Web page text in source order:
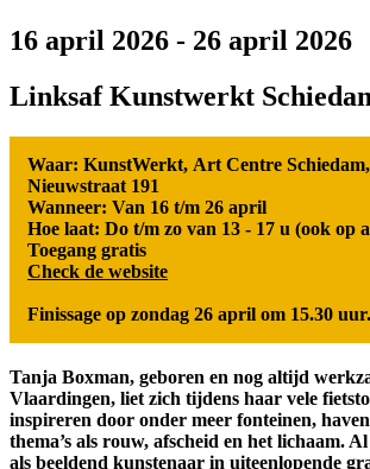
16 april 2026 - 26 april 2026
Linksaf Kunstwerkt
Waar: KunstWerkt, Art Centre
Nieuwstraat 191
Wanneer: Van 16 t/m 26 april
Hoe laat: Do t/m zo van 13 - 17 u (ook op
Toegang gratis
Check de website
Finissage op zondag 26 april om 15.30 uur.
Tanja Boxman, geboren en nog altijd
Vlaardingen, liet zich tijdens haar vele
inspireren door onder meer fonteinen,
thema’s als rouw, afscheid en het lichaam.
als beeldend kunstenaar in uiteenlopende